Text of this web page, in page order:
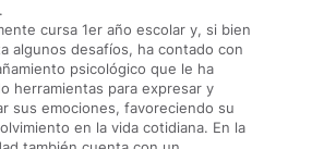
cursa 1er año escolar y, si bien
algunos desafíos, ha contado con
psicológico que le ha
herramientas para expresar y
sus emociones, favoreciendo su
en la vida cotidiana. En la